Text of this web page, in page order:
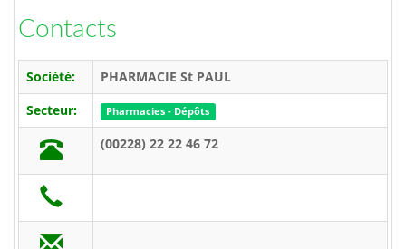
Contacts
Société:
PHARMACIE St PAUL
Secteur:
Pharmacies - Dépôts
(00228) 22 22 46 72